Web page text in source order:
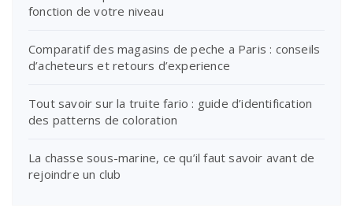
fonction de votre niveau
Comparatif des magasins de peche a Paris : conseils
d’acheteurs et retours d’experience
Tout savoir sur la truite fario : guide d’identification
des patterns de coloration
La chasse sous-marine, ce qu’il faut savoir avant de
rejoindre un club